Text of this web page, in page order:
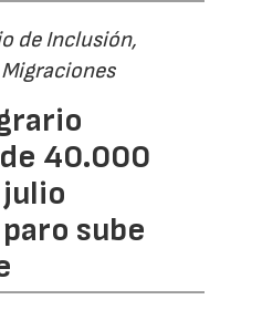
de Inclusión,
40.000
sube